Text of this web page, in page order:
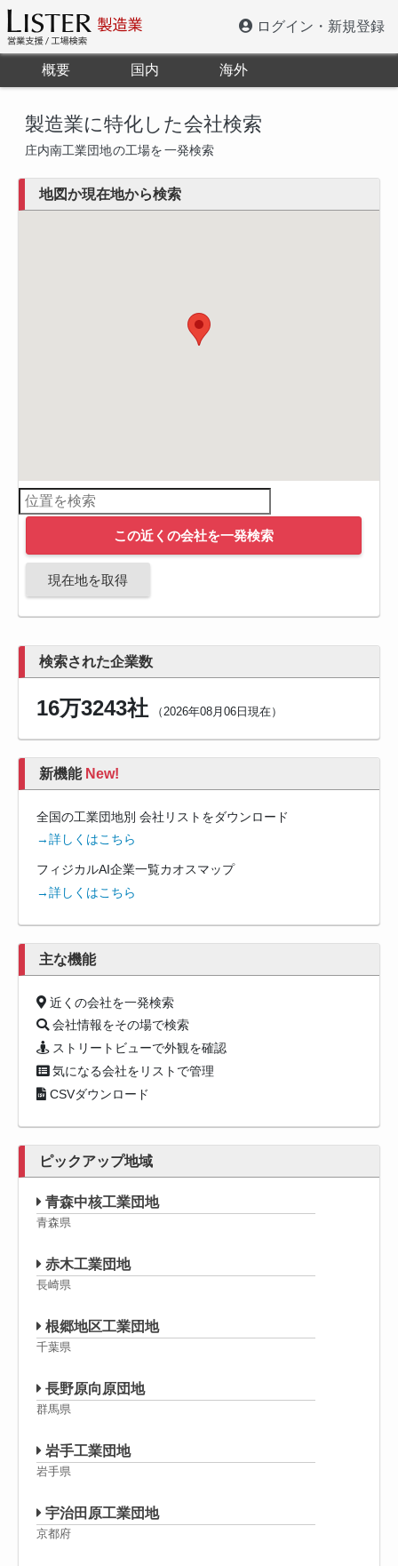
ログイン・新規登録
概要 国内 海外
製造業に特化した会社検索
庄内南工業団地の工場を一発検索
地図か現在地から検索
この近くの会社を一発検索
現在地を取得
検索された企業数
16万3243社（2026年08月06日現在）
新機能 New!
全国の工業団地別 会社リストをダウンロード
→詳しくはこちら
フィジカルAI企業一覧カオスマップ
→詳しくはこちら
主な機能
近くの会社を一発検索
会社情報をその場で検索
ストリートビューで外観を確認
気になる会社をリストで管理
CSVダウンロード
ピックアップ地域
青森中核工業団地
青森県
赤木工業団地
長崎県
根郷地区工業団地
千葉県
長野原向原団地
群馬県
岩手工業団地
岩手県
宇治田原工業団地
京都府